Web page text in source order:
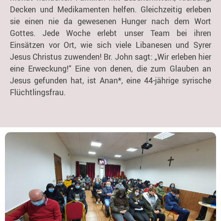
Decken und Medikamenten helfen. Gleichzeitig erleben
sie einen nie da gewesenen Hunger nach dem Wort
Gottes. Jede Woche erlebt unser Team bei ihren
Einsätzen vor Ort, wie sich viele Libanesen und Syrer
Jesus Christus zuwenden! Br. John sagt: „Wir erleben hier
eine Erweckung!“ Eine von denen, die zum Glauben an
Jesus gefunden hat, ist Anan*, eine 44-jährige syrische
Flüchtlingsfrau.